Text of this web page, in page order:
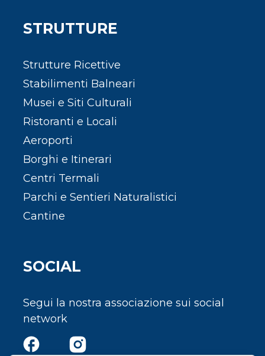
STRUTTURE
Strutture Ricettive
Stabilimenti Balneari
Musei e Siti Culturali
Ristoranti e Locali
Aeroporti
Borghi e Itinerari
Centri Termali
Parchi e Sentieri Naturalistici
Cantine
SOCIAL
Segui la nostra associazione sui social
network